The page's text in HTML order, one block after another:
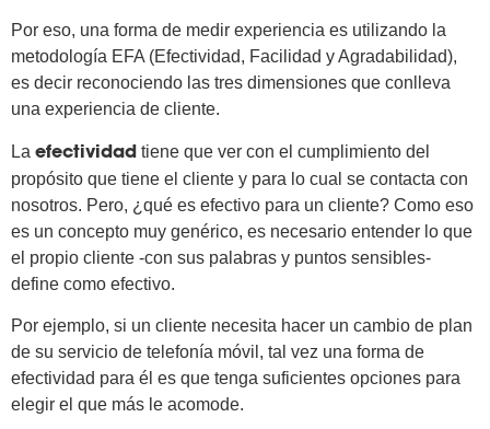
Por eso, una forma de medir experiencia es utilizando la
metodología EFA (Efectividad, Facilidad y Agradabilidad),
es decir reconociendo las tres dimensiones que conlleva
una experiencia de cliente.
La efectividad tiene que ver con el cumplimiento del
propósito que tiene el cliente y para lo cual se contacta con
nosotros. Pero, ¿qué es efectivo para un cliente? Como eso
es un concepto muy genérico, es necesario entender lo que
el propio cliente -con sus palabras y puntos sensibles-
define como efectivo.
Por ejemplo, si un cliente necesita hacer un cambio de plan
de su servicio de telefonía móvil, tal vez una forma de
efectividad para él es que tenga suficientes opciones para
elegir el que más le acomode.